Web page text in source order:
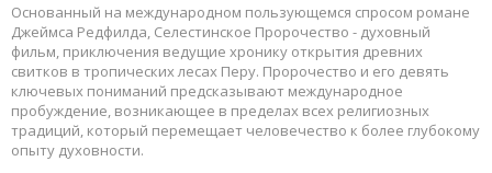
Основанный на международном пользующемся спросом романе
Джеймса Редфилда, Селестинское Пророчество - духовный
фильм, приключения ведущие хронику открытия древних
свитков в тропических лесах Перу. Пророчество и его девять
ключевых пониманий предсказывают международное
пробуждение, возникающее в пределах всех религиозных
традиций, который перемещает человечество к более глубокому
опыту духовности.